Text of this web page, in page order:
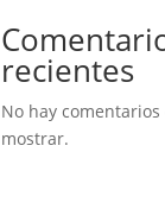
recientes
No hay comentarios
mostrar.